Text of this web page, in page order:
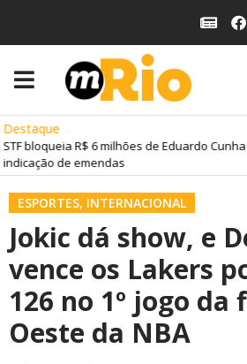
bloqueia R$ 6 milhões de Eduardo Cunha
de emendas
ESPORTES, INTERNACIONAL
Jokic dá show, e
vence os Lakers
126 no 1º jogo da
Oeste da NBA